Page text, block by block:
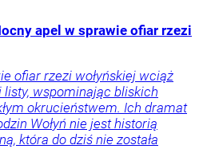
apel w sprawie ofiar rzezi
ofiar rzezi wołyńskiej wciąż
wspominając bliskich
okrucieństwem. Ich dramat
Wołyń nie jest historią
która do dziś nie została